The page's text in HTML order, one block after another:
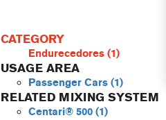
CATEGORY
Endurecedores (1)
USAGE AREA
Passenger Cars (1)
RELATED MIXING SYSTEM
Centari® 500 (1)